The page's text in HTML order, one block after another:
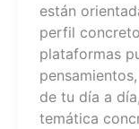
están
perfil
plataformas
de tu día a
temática